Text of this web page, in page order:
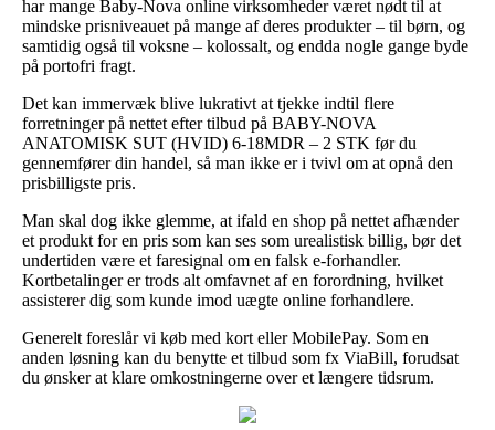
har mange Baby-Nova online virksomheder været nødt til at
mindske prisniveauet på mange af deres produkter – til børn, og
samtidig også til voksne – kolossalt, og endda nogle gange byde
på portofri fragt.
Det kan immervæk blive lukrativt at tjekke indtil flere
forretninger på nettet efter tilbud på BABY-NOVA
ANATOMISK SUT (HVID) 6-18MDR – 2 STK før du
gennemfører din handel, så man ikke er i tvivl om at opnå den
prisbilligste pris.
Man skal dog ikke glemme, at ifald en shop på nettet afhænder
et produkt for en pris som kan ses som urealistisk billig, bør det
undertiden være et faresignal om en falsk e-forhandler.
Kortbetalinger er trods alt omfavnet af en forordning, hvilket
assisterer dig som kunde imod uægte online forhandlere.
Generelt foreslår vi køb med kort eller MobilePay. Som en
anden løsning kan du benytte et tilbud som fx ViaBill, forudsat
du ønsker at klare omkostningerne over et længere tidsrum.